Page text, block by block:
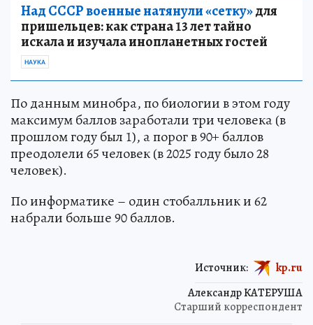
Над СССР военные натянули «сетку»для
пришельцев: как страна 13 лет тайно
искала и изучала инопланетных гостей
НАУКА
По данным минобра, по биологии в этом году
максимум баллов заработали три человека (в
прошлом году был 1), а порог в 90+ баллов
преодолели 65 человек (в 2025 году было 28
человек).
По информатике – один стобалльник и 62
набрали больше 90 баллов.
Александр КАТЕРУША
Старший корреспондент
Источник: kp.ru